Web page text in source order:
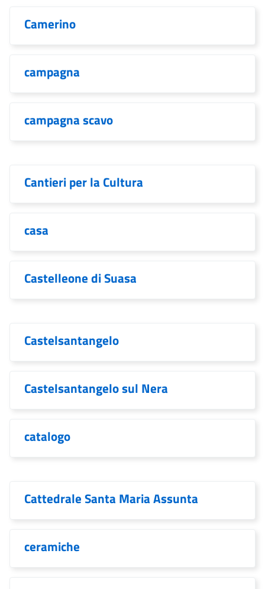
Camerino
campagna
campagna scavo
Cantieri per la Cultura
casa
Castelleone di Suasa
Castelsantangelo
Castelsantangelo sul Nera
catalogo
Cattedrale Santa Maria Assunta
ceramiche